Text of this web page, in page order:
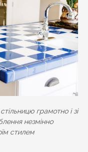
грамотно і зі
незмінно
стилем